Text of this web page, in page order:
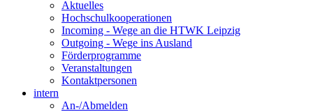
Aktuelles
Hochschulkooperationen
Incoming - Wege an die HTWK Leipzig
Outgoing - Wege ins Ausland
Förderprogramme
Veranstaltungen
Kontaktpersonen
intern
An-/Abmelden